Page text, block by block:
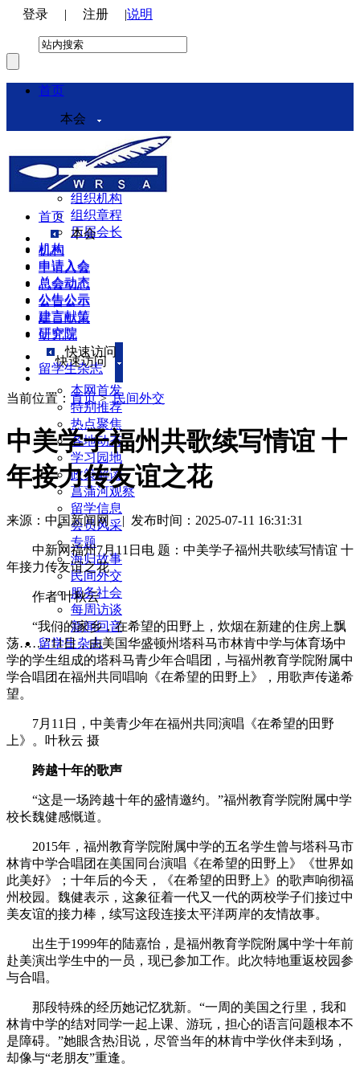
登录 | 注册 |说明
首页
本会
本会介绍
领导机构
理事会
组织机构
组织章程
历届会长
机构
申请入会
总会动态
公告公示
建言献策
研究院
快速访问
本网首发
特别推荐
热点聚焦
各地动态
学习园地
政策解读
菖蒲河观察
留学信息
会员风采
专题
海归故事
民间外交
服务社会
每周访谈
新闻回音
留学生杂志
首页
本会
机构
申请入会
总会动态
公告公示
建言献策
研究院
快速访问
留学生杂志
当前位置： 首页>民间外交
中美学子福州共歌续写情谊 十
年接力传友谊之花
来源：中国新闻网 | 发布时间：2025-07-11 16:31:31
中新网福州7月11日电 题：中美学子福州共歌续写情谊 十
年接力传友谊之花
作者 叶秋云
“我们的家乡，在希望的田野上，炊烟在新建的住房上飘
荡……”11日，由美国华盛顿州塔科马市林肯中学与体育场中
学的学生组成的塔科马青少年合唱团，与福州教育学院附属中
学合唱团在福州共同唱响《在希望的田野上》，用歌声传递希
望。
7月11日，中美青少年在福州共同演唱《在希望的田野
上》。叶秋云 摄
跨越十年的歌声
“这是一场跨越十年的盛情邀约。”福州教育学院附属中学
校长魏健感慨道。
2015年，福州教育学院附属中学的五名学生曾与塔科马市
林肯中学合唱团在美国同台演唱《在希望的田野上》《世界如
此美好》；十年后的今天，《在希望的田野上》的歌声响彻福
州校园。魏健表示，这象征着一代又一代的两校学子们接过中
美友谊的接力棒，续写这段连接太平洋两岸的友情故事。
出生于1999年的陆嘉怡，是福州教育学院附属中学十年前
赴美演出学生中的一员，现已参加工作。此次特地重返校园参
与合唱。
那段特殊的经历她记忆犹新。“一周的美国之行里，我和
林肯中学的结对同学一起上课、游玩，担心的语言问题根本不
是障碍。”她眼含热泪说，尽管当年的林肯中学伙伴未到场，
却像与“老朋友”重逢。